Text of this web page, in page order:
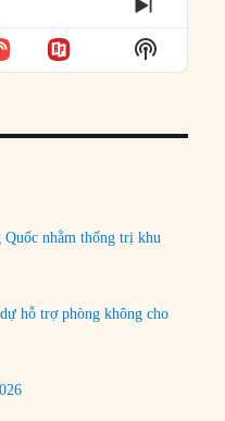
NEXT
Show
Podcast
nhằm thống trị khu
hỗ trợ phòng không cho